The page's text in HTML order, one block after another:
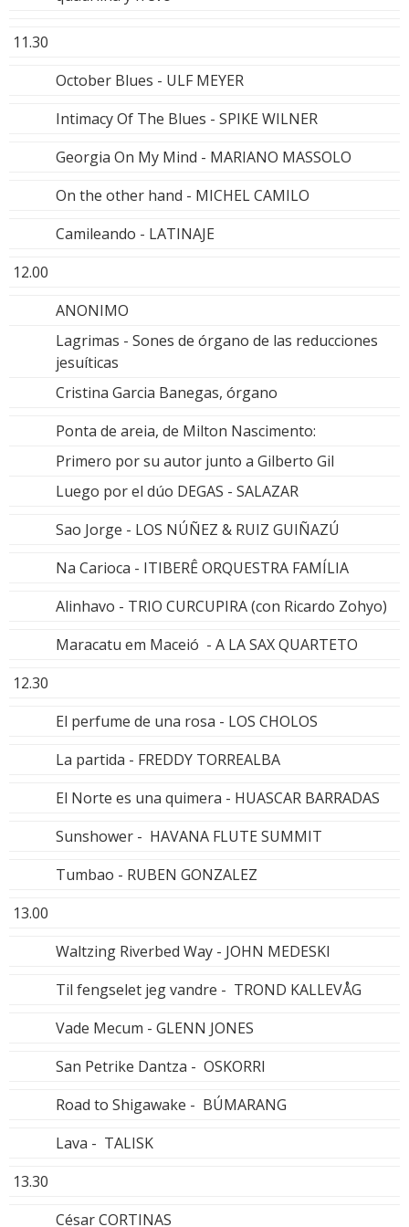
11.30
October Blues - ULF MEYER
Intimacy Of The Blues - SPIKE WILNER
Georgia On My Mind - MARIANO MASSOLO
On the other hand - MICHEL CAMILO
Camileando - LATINAJE
12.00
ANONIMO
Lagrimas - Sones de órgano de las reducciones
jesuíticas
Cristina Garcia Banegas, órgano
Ponta de areia, de Milton Nascimento:
Primero por su autor junto a Gilberto Gil
Luego por el dúo DEGAS - SALAZAR
Sao Jorge - LOS NÚÑEZ & RUIZ GUIÑAZÚ
Na Carioca - ITIBERÊ ORQUESTRA FAMÍLIA
Alinhavo - TRIO CURCUPIRA (con Ricardo Zohyo)
Maracatu em Maceió - A LA SAX QUARTETO
12.30
El perfume de una rosa - LOS CHOLOS
La partida - FREDDY TORREALBA
El Norte es una quimera - HUASCAR BARRADAS
Sunshower - HAVANA FLUTE SUMMIT
Tumbao - RUBEN GONZALEZ
13.00
Waltzing Riverbed Way - JOHN MEDESKI
Til fengselet jeg vandre - TROND KALLEVÅG
Vade Mecum - GLENN JONES
San Petrike Dantza - OSKORRI
Road to Shigawake - BÚMARANG
Lava - TALISK
13.30
César CORTINAS